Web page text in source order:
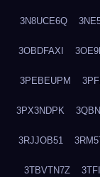
3N8UCE6Q
3OBDFAXI
3PEBEUPM
3PX3NDPK
3RJJOB51
3TBVTN7Z